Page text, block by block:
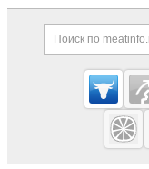
Cсылки
мясо и